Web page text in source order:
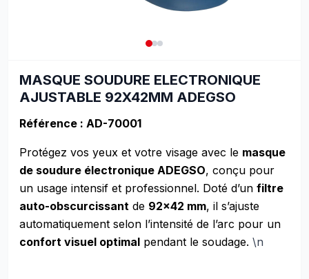
MASQUE SOUDURE ELECTRONIQUE
AJUSTABLE 92X42MM ADEGSO
Référence : AD-70001
Protégez vos yeux et votre visage avec le masque
de soudure électronique ADEGSO, conçu pour
un usage intensif et professionnel. Doté d’un filtre
auto-obscurcissant de 92×42 mm, il s’ajuste
automatiquement selon l’intensité de l’arc pour un
confort visuel optimal pendant le soudage. \n